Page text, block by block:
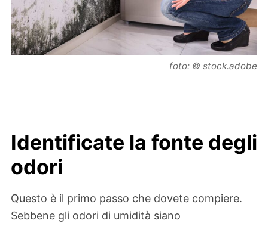
foto: © stock.adobe
Identificate la fonte degli
odori
Questo è il primo passo che dovete compiere.
Sebbene gli odori di umidità siano